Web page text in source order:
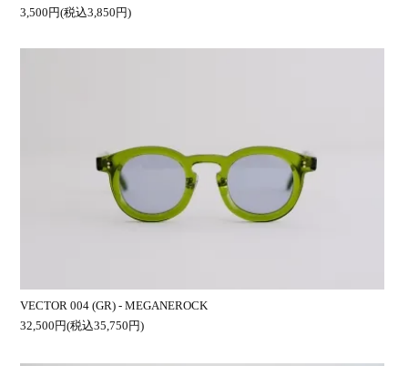
3,500円(税込3,850円)
VECTOR 004 (GR) - MEGANEROCK
32,500円(税込35,750円)